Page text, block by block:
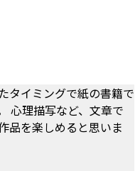
タイミングで紙の書籍で
心理描写など、文章で
品を楽しめると思いま